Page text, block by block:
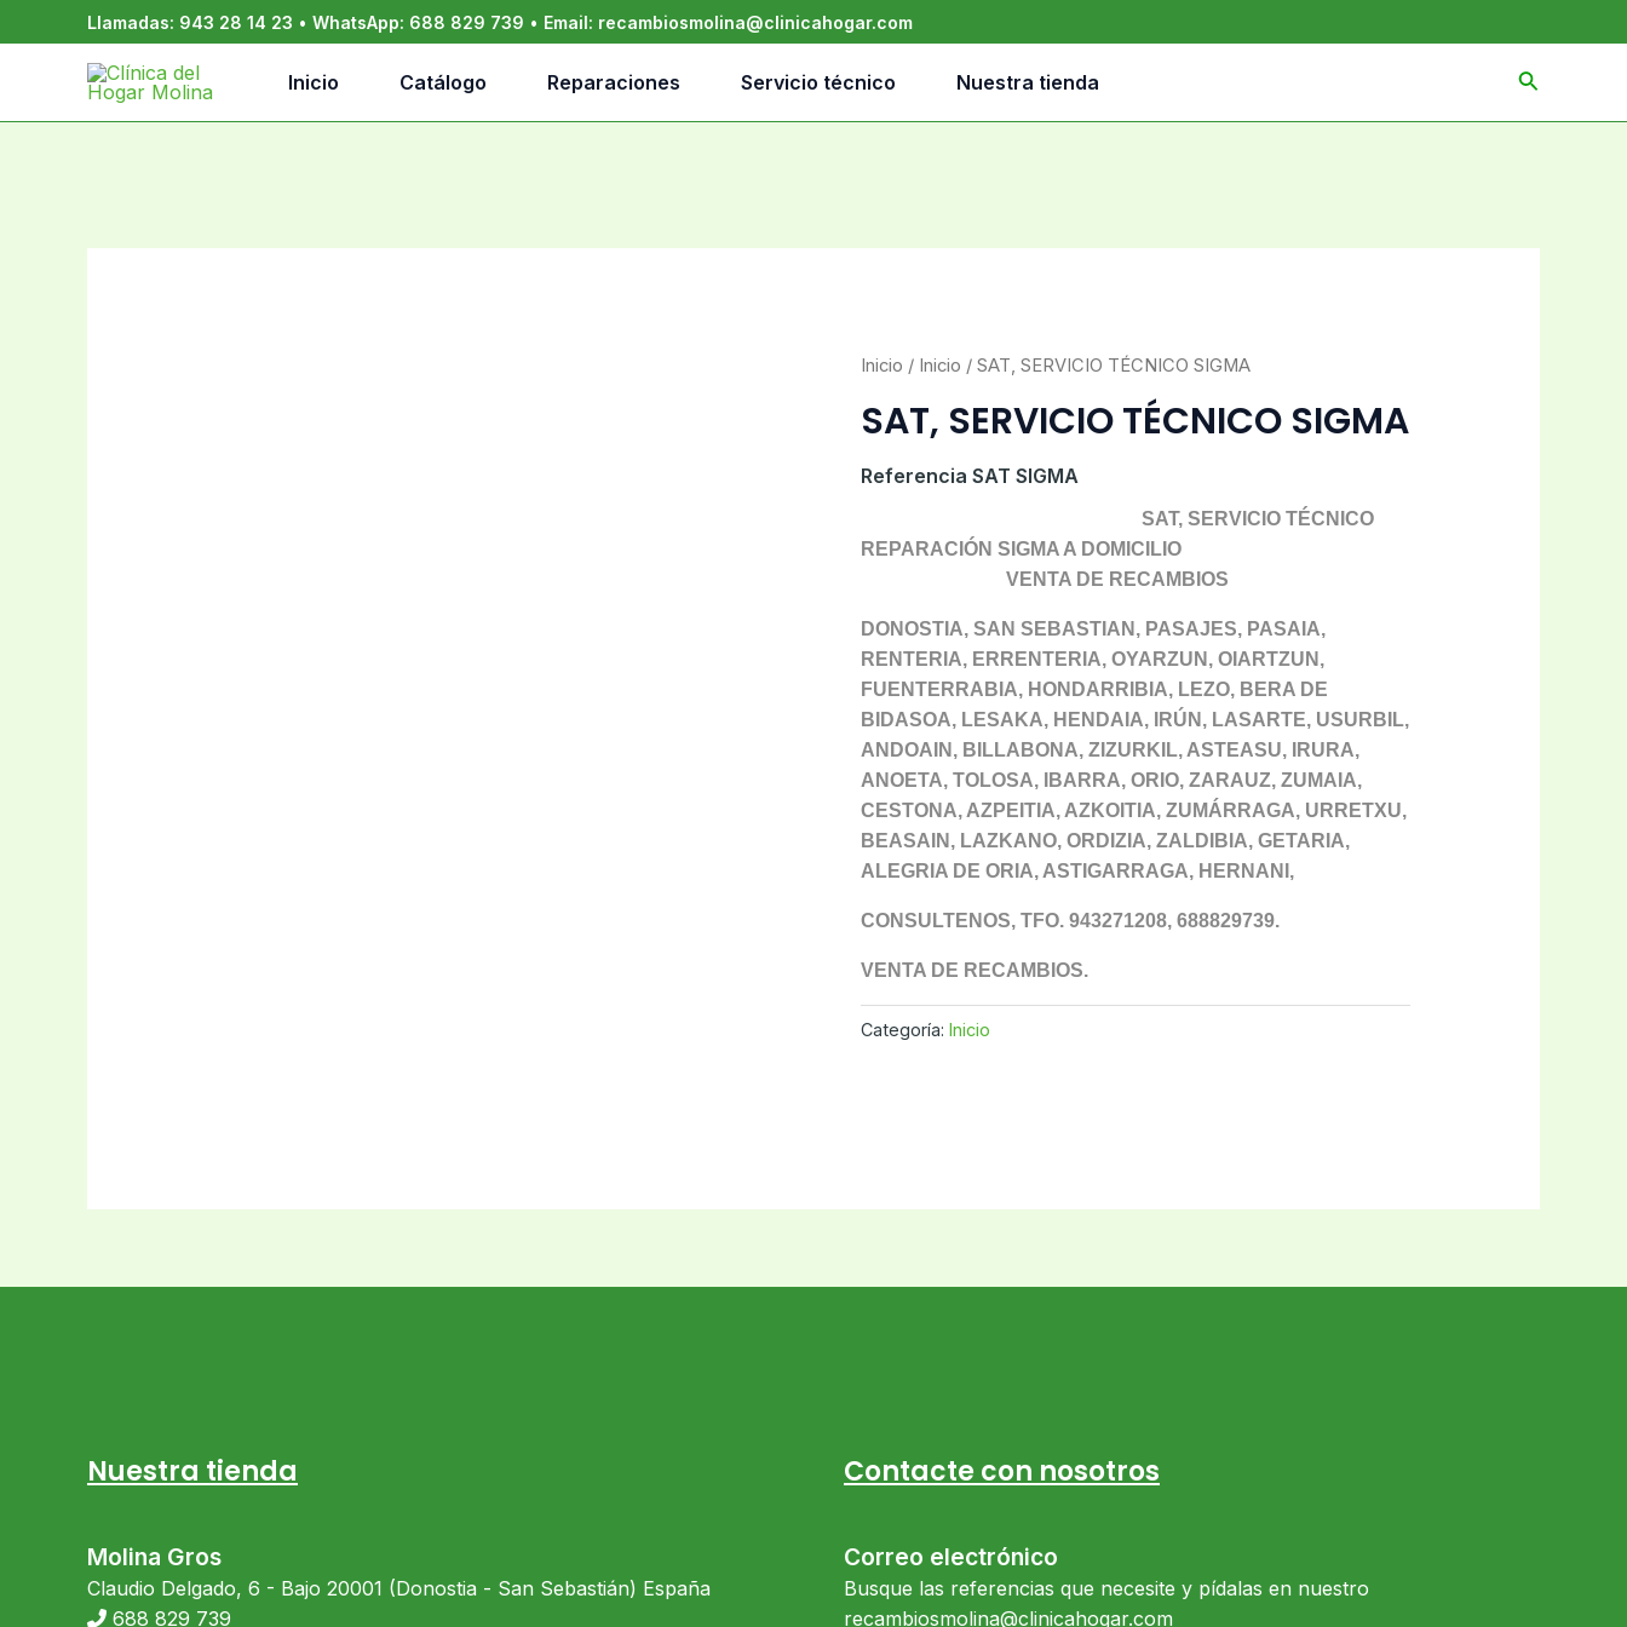
al
contenido
Llamadas: 943 28 14 23 • WhatsApp: 688 829 739 • Email: recambiosmolina@clinicahogar.com
Inicio Catálogo Reparaciones Servicio técnico Nuestra tienda
Inicio / Inicio / SAT, SERVICIO TÉCNICO SIGMA
SAT, SERVICIO TÉCNICO SIGMA
ReferenciaSAT SIGMA
SAT, SERVICIO TÉCNICO
REPARACIÓN SIGMA A DOMICILIO
VENTA DE RECAMBIOS
DONOSTIA, SAN SEBASTIAN, PASAJES, PASAIA,
RENTERIA, ERRENTERIA, OYARZUN, OIARTZUN,
FUENTERRABIA, HONDARRIBIA, LEZO, BERA DE
BIDASOA, LESAKA, HENDAIA, IRÚN, LASARTE, USURBIL,
ANDOAIN, BILLABONA, ZIZURKIL, ASTEASU, IRURA,
ANOETA, TOLOSA, IBARRA, ORIO, ZARAUZ, ZUMAIA,
CESTONA, AZPEITIA, AZKOITIA, ZUMÁRRAGA, URRETXU,
BEASAIN, LAZKANO, ORDIZIA, ZALDIBIA, GETARIA,
ALEGRIA DE ORIA, ASTIGARRAGA, HERNANI,
CONSULTENOS, TFO. 943271208, 688829739.
VENTA DE RECAMBIOS.
Categoría:Inicio
Nuestra tienda
Molina Gros
Claudio Delgado, 6 - Bajo 20001 (Donostia - San Sebastián) España
688 829 739
Contacte con nosotros
Correo electrónico
Busque las referencias que necesite y pídalas en nuestro
recambiosmolina@clinicahogar.com